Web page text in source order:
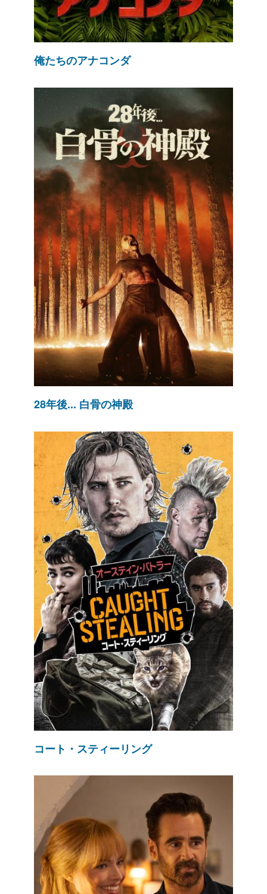
俺たちのアナコンダ
28年後... 白骨の神殿
コート・スティーリング